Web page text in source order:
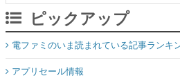
ピックアップ
電ファミのいま読まれている記事ランキ
アプリセール情報